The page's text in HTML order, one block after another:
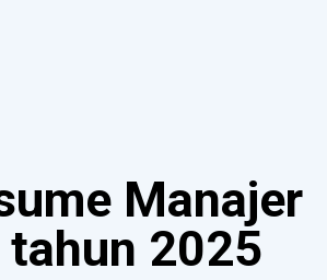
Manajer
2025